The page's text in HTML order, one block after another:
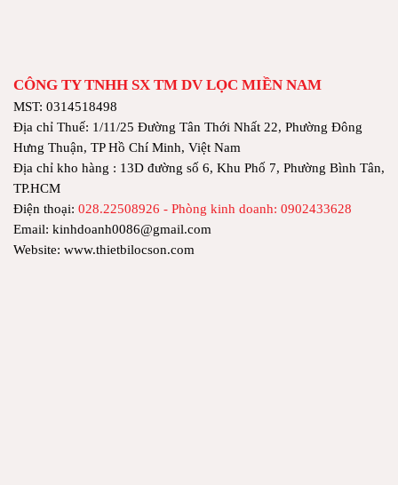
CÔNG TY TNHH SX TM DV LỌC MIỀN NAM
MST: 0314518498
Địa chỉ Thuế: 1/11/25 Đường Tân Thới Nhất 22, Phường Đông
Hưng Thuận, TP Hồ Chí Minh, Việt Nam
Địa chỉ kho hàng : 13D đường số 6, Khu Phố 7, Phường Bình Tân,
TP.HCM
Điện thoại: 028.22508926 - Phòng kinh doanh: 0902433628
Email: kinhdoanh0086@gmail.com
Website: www.thietbilocson.com